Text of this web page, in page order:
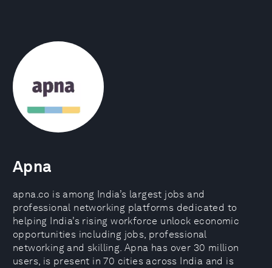
Apna
apna.co is among India’s largest jobs and
professional networking platforms dedicated to
helping India’s rising workforce unlock economic
opportunities including jobs, professional
networking and skilling. Apna has over 30 million
users, is present in 70 cities across India and is